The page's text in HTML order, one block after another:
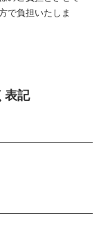
で負担いたしま
表記